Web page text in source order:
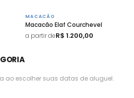
MACACÃO
Macacão Elaf Courchevel
a partir deR$ 1.200,00
ao escolher suas datas de aluguel.